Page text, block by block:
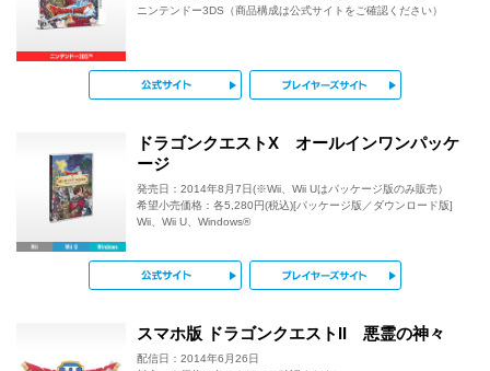
ニンテンドー3DS（商品構成は公式サイトをご確認ください）
公式サイト
ドラゴンクエストX オールインワンパッケ
ージ
発売日：2014年8月7日(※Wii、Wii Uはパッケージ版のみ販売）
希望小売価格：各5,280円(税込)[パッケージ版／ダウンロード版]
Wii、Wii U、Windows®
公式サイト
スマホ版 ドラゴンクエストII 悪霊の神々
配信日：2014年6月26日